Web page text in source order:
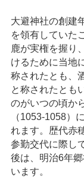
大避神社の創建
を領有していた
鹿が実権を握り
けるために当地
称されたとも、
と称されたとも
のがいつの頃か
（1053-1058）
れます。歴代赤
参勤交代に際し
後は、明治6年
います。